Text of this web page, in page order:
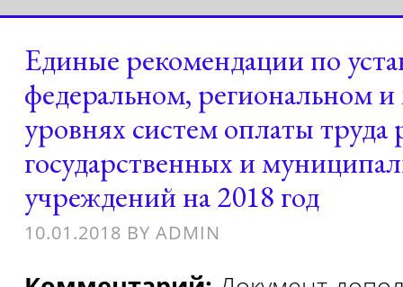
Единые рекомендации по
федеральном, региональном
уровнях систем оплаты труда
государственных и
учреждений на 2018 год
10.01.2018 BY ADMIN